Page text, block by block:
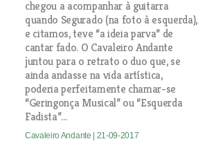
chegou a acompanhar à guitarra
quando Segurado (na foto à esquerda),
e citamos, teve “a ideia parva” de
cantar fado. O Cavaleiro Andante
juntou para o retrato o duo que, se
ainda andasse na vida artística,
poderia perfeitamente chamar-se
“Geringonça Musical” ou “Esquerda
Fadista”…
Cavaleiro Andante | 21-09-2017